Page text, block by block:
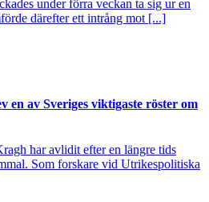
under förra veckan ta sig ur en
därefter ett intrång mot [...]
av Sveriges viktigaste röster om
har avlidit efter en längre tids
Som forskare vid Utrikespolitiska